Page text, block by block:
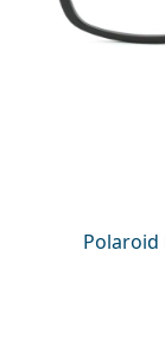
Polaroid